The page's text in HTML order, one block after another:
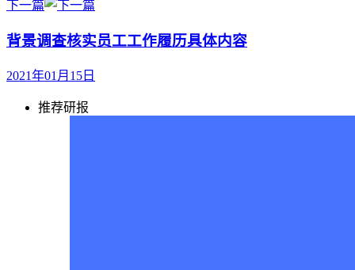
下一篇
背景调查核实员工工作履历具体内容
2021年01月15日
推荐研报